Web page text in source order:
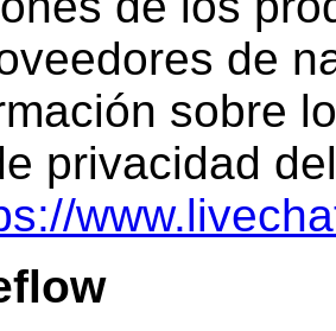
de
sobre
privacidad